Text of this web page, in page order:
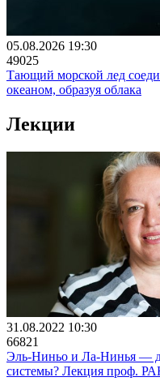
05.08.2026 19:30
49025
Тающий морской лед
океаном, образуя облака
Лекции
31.08.2022 10:30
66821
Эль-Ниньо и Ла-Нинья —
системы? Лекция проф.